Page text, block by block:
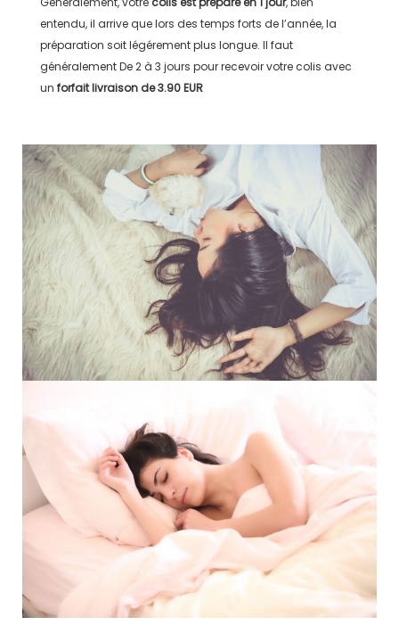
entendu, il arrive que lors des temps forts de l’année, la
préparation soit légérement plus longue. Il faut
généralementDe 2 à 3 jours pour recevoir votre colis avec
un forfait livraison de3.90 EUR